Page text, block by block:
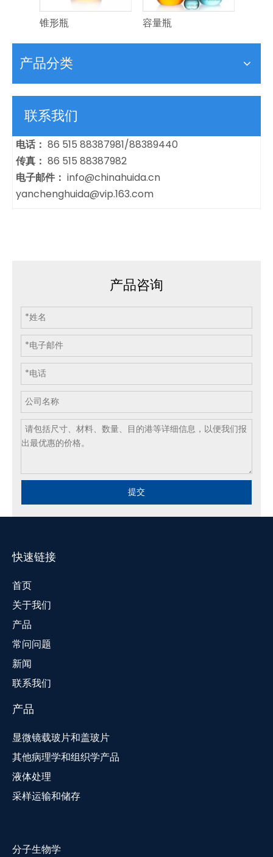
锥形瓶 容量瓶
产品分类
联系我们
电话： 86 515 88387981/88389440
传真： 86 515 88387982
电子邮件： info@chinahuida.cn
yanchenghuida@vip.163.com
产品咨询
提交
快速链接
首页
关于我们
产品
常问问题
新闻
联系我们
产品
显微镜载玻片和盖玻片
其他病理学和组织学产品
液体处理
采样运输和储存
分子生物学